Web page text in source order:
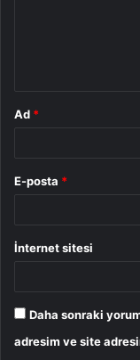
Ad *
E-posta *
İnternet sitesi
Daha sonraki
adresim ve site